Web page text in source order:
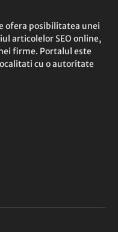
ofera posibilitatea unei
articolelor SEO online,
firme. Portalul este
cu o autoritate